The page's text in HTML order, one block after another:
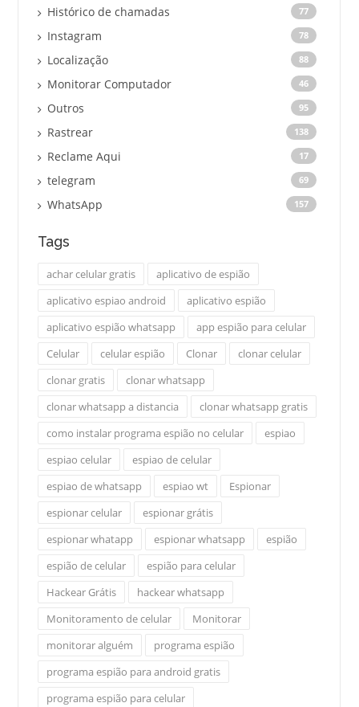
Histórico de chamadas 77
Instagram 78
Localização 88
Monitorar Computador 46
Outros 95
Rastrear 138
Reclame Aqui 17
telegram 69
WhatsApp 157
Tags
achar celular gratis
aplicativo de espião
aplicativo espiao android
aplicativo espião
aplicativo espião whatsapp
app espião para celular
Celular
celular espião Clonar
clonar celular
clonar gratis
clonar whatsapp
clonar whatsapp a distancia
clonar whatsapp gratis
como instalar programa espião no celular
espiao
espiao celular
espiao de celular
espiao de whatsapp
espiao wt
Espionar
espionar celular
espionar grátis
espionar whatapp
espionar whatsapp
espião
espião de celular
espião para celular
Hackear Grátis
hackear whatsapp
Monitoramento de celular
Monitorar
monitorar alguém
programa espião
programa espião para android gratis
programa espião para celular